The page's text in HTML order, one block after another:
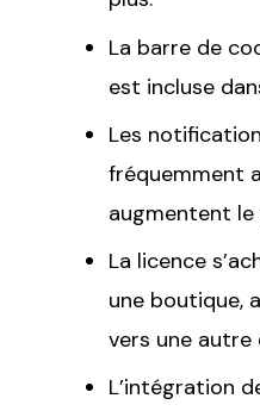
La barre de
est incluse
Les
fréquemment
augmentent le
La licence
une boutique,
vers une autre
L’intégration